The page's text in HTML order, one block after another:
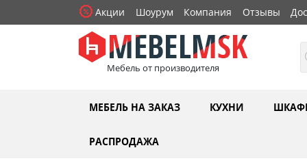
Акции Шоурум Компания Отзывы
Мебель от производителя
МЕБЕЛЬ НА ЗАКАЗ КУХНИ
РАСПРОДАЖА